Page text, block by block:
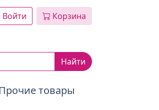
Войти Корзина
Найти
Прочие товары